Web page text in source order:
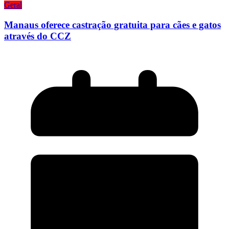
Geral
Manaus oferece castração gratuita para cães e gatos
através do CCZ